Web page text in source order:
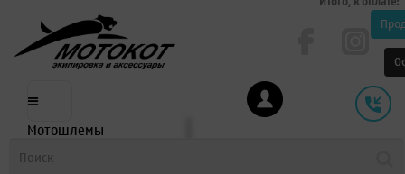
Мотошлемы
Шлем полулицевик